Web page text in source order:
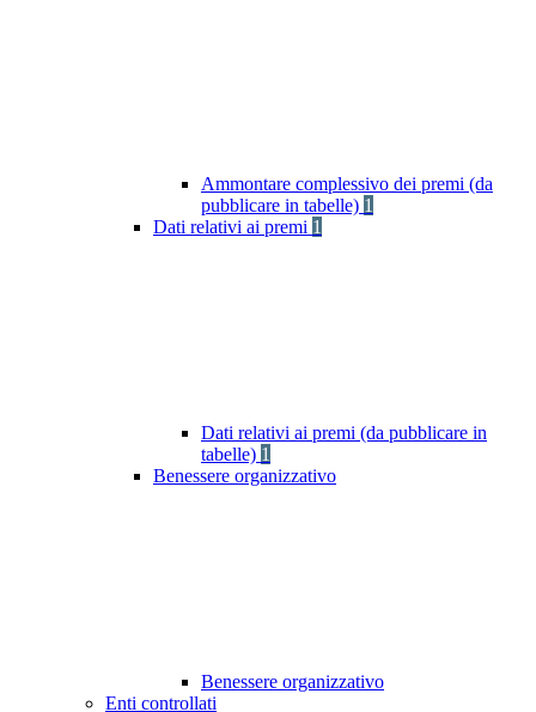
Ammontare complessivo dei premi (da
pubblicare in tabelle) 1
Dati relativi ai premi 1
Dati relativi ai premi (da pubblicare in
tabelle) 1
Benessere organizzativo
Benessere organizzativo
Enti controllati